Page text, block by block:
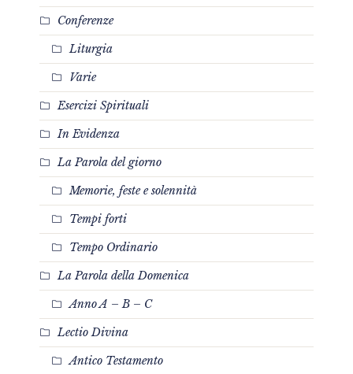
Conferenze
Liturgia
Varie
Esercizi Spirituali
In Evidenza
La Parola del giorno
Memorie, feste e solennità
Tempi forti
Tempo Ordinario
La Parola della Domenica
Anno A – B – C
Lectio Divina
Antico Testamento